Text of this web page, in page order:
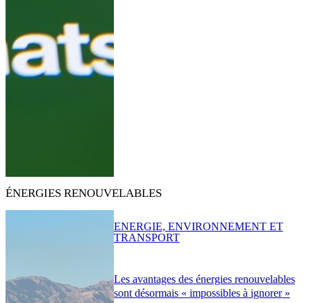
ÉNERGIES RENOUVELABLES
Les avantages des énergies renouvelables
sont désormais « impossibles à ignorer »
ENERGIE, ENVIRONNEMENT ET
TRANSPORT